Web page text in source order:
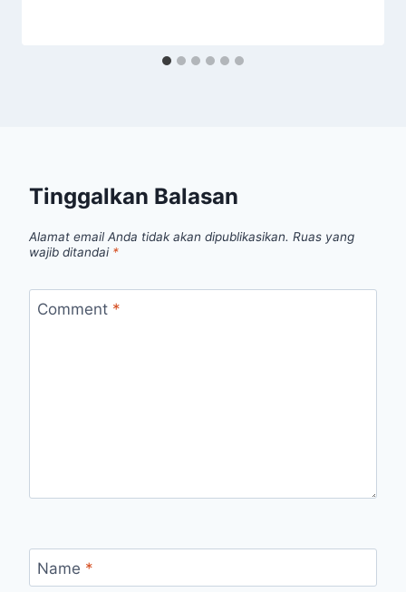
Tinggalkan Balasan
Alamat email Anda tidak akan dipublikasikan. Ruas yang
wajib ditandai *
Comment *
Name *